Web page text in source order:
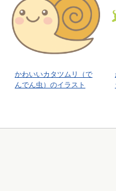
かわいいカタツムリ（で
んでん虫）のイラスト